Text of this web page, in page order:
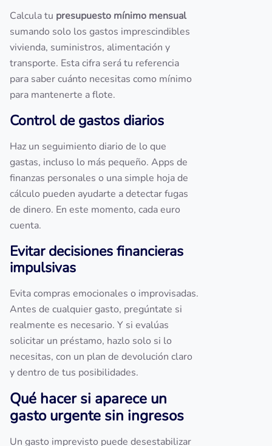
Calcula tu presupuesto mínimo mensual
sumando solo los gastos imprescindibles
vivienda, suministros, alimentación y
transporte. Esta cifra será tu referencia
para saber cuánto necesitas como mínimo
para mantenerte a flote.
Control de gastos diarios
Haz un seguimiento diario de lo que
gastas, incluso lo más pequeño. Apps de
finanzas personales o una simple hoja de
cálculo pueden ayudarte a detectar fugas
de dinero. En este momento, cada euro
cuenta.
Evitar decisiones financieras
impulsivas
Evita compras emocionales o improvisadas.
Antes de cualquier gasto, pregúntate si
realmente es necesario. Y si evalúas
solicitar un préstamo, hazlo solo si lo
necesitas, con un plan de devolución claro
y dentro de tus posibilidades.
Qué hacer si aparece un
gasto urgente sin ingresos
Un gasto imprevisto puede desestabilizar